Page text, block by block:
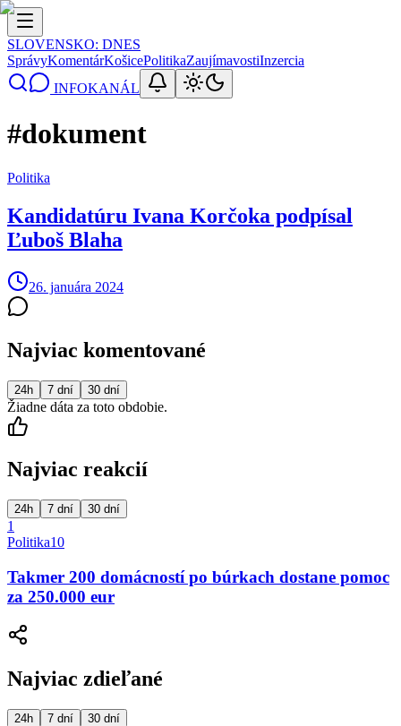
SLOVENSKO: DNES
SprávyKomentárKošicePolitikaZaujímavostiInzercia
INFOKANÁL
#dokument
Politika
Kandidatúru Ivana Korčoka podpísal
Ľuboš Blaha
26. januára 2024
Najviac komentované
24h 7 dní 30 dní
Žiadne dáta za toto obdobie.
Najviac reakcií
24h 7 dní 30 dní
1
Politika10
Takmer 200 domácností po búrkach dostane pomoc
za 250.000 eur
Najviac zdieľané
24h 7 dní 30 dní